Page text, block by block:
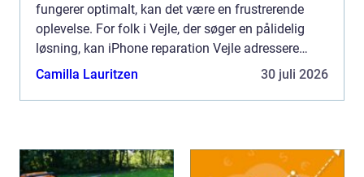
fungerer optimalt, kan det være en frustrerende
oplevelse. For folk i Vejle, der søger en pålidelig
løsning, kan iPhone reparation Vejle adressere
udfordringen h...
Camilla Lauritzen 30 juli 2026